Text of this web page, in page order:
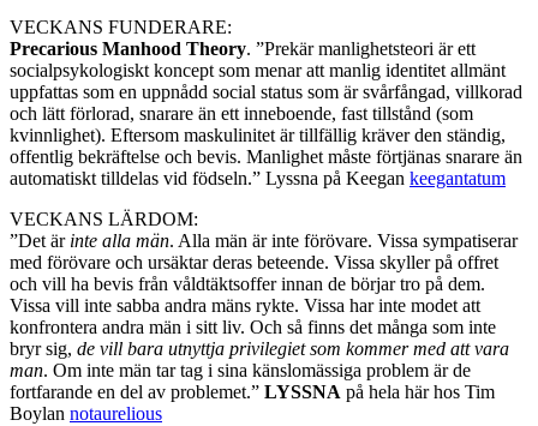
VECKANS FUNDERARE:
Precarious Manhood Theory. ”Prekär manlighetsteori är ett
socialpsykologiskt koncept som menar att manlig identitet allmänt
uppfattas som en uppnådd social status som är svårfångad, villkorad
och lätt förlorad, snarare än ett inneboende, fast tillstånd (som
kvinnlighet). Eftersom maskulinitet är tillfällig kräver den ständig,
offentlig bekräftelse och bevis. Manlighet måste förtjänas snarare än
automatiskt tilldelas vid födseln.” Lyssna på Keegan keegantatum
VECKANS LÄRDOM:
”Det är inte alla män. Alla män är inte förövare. Vissa sympatiserar
med förövare och ursäktar deras beteende. Vissa skyller på offret
och vill ha bevis från våldtäktsoffer innan de börjar tro på dem.
Vissa vill inte sabba andra mäns rykte. Vissa har inte modet att
konfrontera andra män i sitt liv. Och så finns det många som inte
bryr sig, de vill bara utnyttja privilegiet som kommer med att vara
man. Om inte män tar tag i sina känslomässiga problem är de
fortfarande en del av problemet.” LYSSNA på hela här hos Tim
Boylan notaurelious